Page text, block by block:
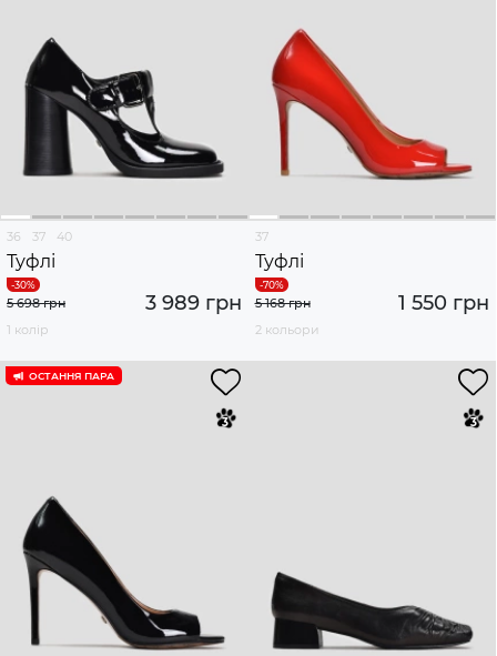
36 37 40
Туфлі
3 989 грн
5 698 грн
1 колір
37
Туфлі
1 550 грн
5 168 грн
2 кольори
ОСТАННЯ ПАРА